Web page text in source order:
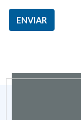
ENVIAR